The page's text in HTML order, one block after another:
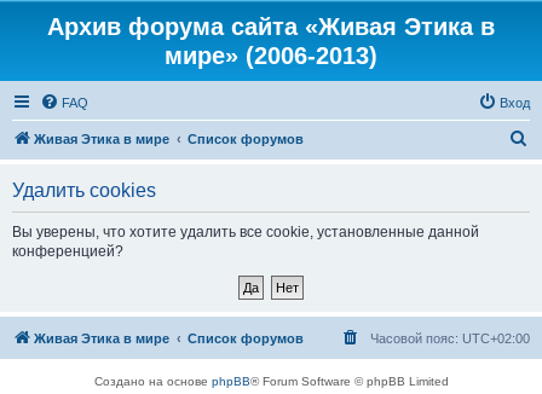
Архив форума сайта «Живая Этика в
мире» (2006-2013)
FAQ Вход
Живая Этика в мире Список форумов
Удалить cookies
Вы уверены, что хотите удалить все cookie, установленные данной
конференцией?
Живая Этика в мире Список форумов Часовой пояс: UTC+02:00
Создано на основе phpBB® Forum Software © phpBB Limited